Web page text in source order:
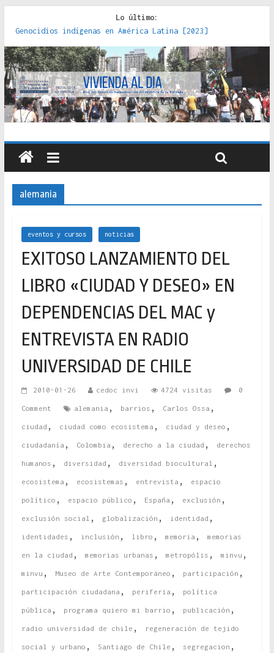
Lo último:
Genocidios indígenas en América Latina [2023]
Estudios sobre la espacialización de los Estados :
políticas, prácticas y representaciones [2022]
Donde el pedernal choca con el acero : hacia una teoría
crítica de las fronteras latinoamericanas [2020]
Criterios técnicos para una vivienda adecuada [2019]
Red de consultorios de la Caja del Seguro Obrero en
Santiago : un patrimonio emblemático [2014]
alemania
eventos y cursos noticias
EXITOSO LANZAMIENTO DEL
LIBRO «CIUDAD Y DESEO» EN
DEPENDENCIAS DEL MAC y
ENTREVISTA EN RADIO
UNIVERSIDAD DE CHILE
2010-01-26 cedoc invi 4724 visitas 0
Comment alemania , barrios , Carlos Ossa ,
ciudad , ciudad como ecosistema , ciudad y deseo ,
ciudadanía , Colombia , derecho a la ciudad , derechos
humanos , diversidad , diversidad biocultural ,
ecosistema , ecosistemas , entrevista , espacio
político , espacio público , España , exclusión ,
exclusión social , globalización , identidad ,
identidades , inclusión , libro , memoria , memorias
en la ciudad , memorias urbanas , metropólis , minvu ,
minvu , Museo de Arte Contemporáneo , participación ,
participación ciudadana , periferia , política
pública , programa quiero mi barrio , publicación ,
radio universidad de chile , regeneración de tejido
social y urbano , Santiago de Chile , segregacion ,